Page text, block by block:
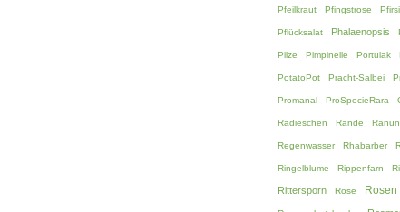
Pfeilkraut Pfingstrose
Pflücksalat Phalaenopsis
Pilze Pimpinelle Portulak
PotatoPot Pracht-Salbei
Promanal ProSpecieRara
Radieschen Rande
Regenwasser Rhabarber
Ringelblume Rippenfarn
Rittersporn Rose Rosen